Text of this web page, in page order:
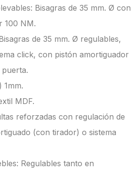
Bisagras de 35 mm. Ø con
100 NM.
de 35 mm. Ø regulables,
click, con pistón amortiguador
1mm.
MDF.
reforzadas con regulación de
(con tirador) o sistema
Regulables tanto en